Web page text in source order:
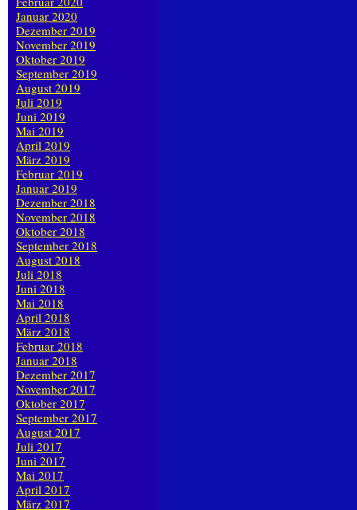
Januar 2020
Dezember 2019
November 2019
Oktober 2019
September 2019
August 2019
Juli 2019
Juni 2019
Mai 2019
April 2019
März 2019
Februar 2019
Januar 2019
Dezember 2018
November 2018
Oktober 2018
September 2018
August 2018
Juli 2018
Juni 2018
Mai 2018
April 2018
März 2018
Februar 2018
Januar 2018
Dezember 2017
November 2017
Oktober 2017
September 2017
August 2017
Juli 2017
Juni 2017
Mai 2017
April 2017
März 2017